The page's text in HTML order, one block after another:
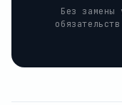
Без замены